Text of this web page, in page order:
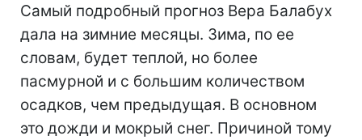
Самый подробный прогноз Вера Балабух
дала на зимние месяцы. Зима, по ее
словам, будет теплой, но более
пасмурной и с большим количеством
осадков, чем предыдущая. В основном
это дожди и мокрый снег. Причиной тому